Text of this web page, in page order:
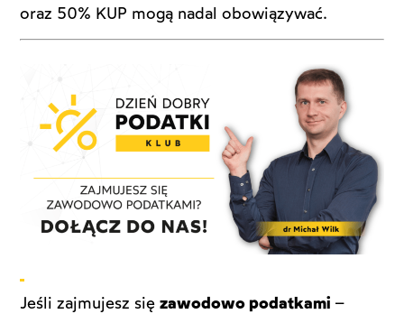
oraz 50% KUP mogą nadal obowiązywać.
Jeśli zajmujesz sięzawodowo podatkami –